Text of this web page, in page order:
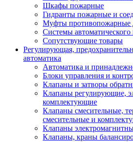
Шкафы пожарные
Гидранты пожарные и
Муфты противопожарные
Системы
Сопутствующие товары
Регулирующая,
автоматика
Автоматика и
Блоки управления и
Клапаны и затворы
Клапаны регулирующие,
комплектующие
Клапаны смесительные,
смесительные и
Клапаны
Клапаны, краны